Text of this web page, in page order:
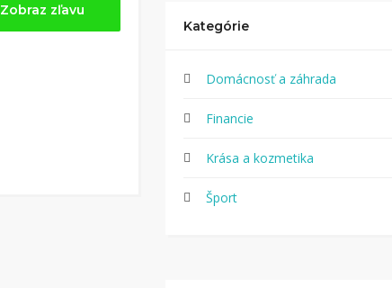
Zobraz zľavu
Kategórie
Domácnosť a záhrada
Financie
Krása a kozmetika
Šport